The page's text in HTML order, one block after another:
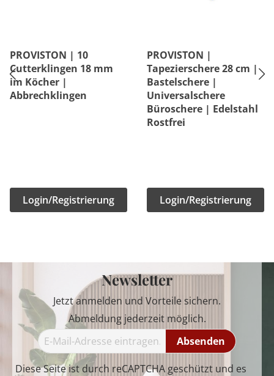
PROVISTON | 10
Cutterklingen 18 mm
im Köcher |
Abbrechklingen
Login/Registrierung
PROVISTON |
Tapezierschere 28 cm |
Bastelschere |
Universalschere
Büroschere | Edelstahl
Rostfrei
Login/Registrierung
Newsletter
Jetzt anmelden und Vorteile sichern.
Abmeldung jederzeit möglich.
Absenden
Diese Seite ist durch reCAPTCHA geschützt und es